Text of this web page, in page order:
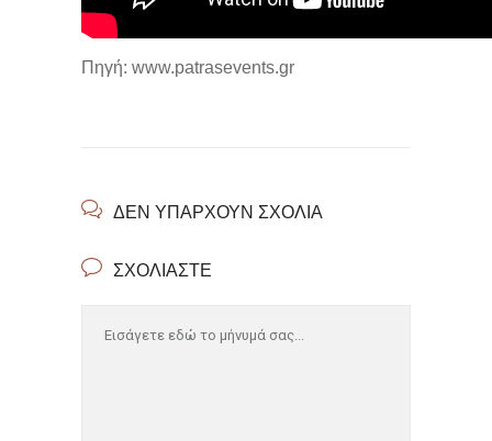
Πηγή: www.patrasevents.gr
ΔΕΝ ΥΠΆΡΧΟΥΝ ΣΧΌΛΙΑ
ΣΧΟΛΙΆΣΤΕ